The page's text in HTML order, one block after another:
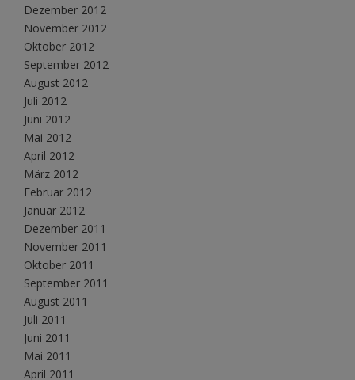
Dezember 2012
November 2012
Oktober 2012
September 2012
August 2012
Juli 2012
Juni 2012
Mai 2012
April 2012
März 2012
Februar 2012
Januar 2012
Dezember 2011
November 2011
Oktober 2011
September 2011
August 2011
Juli 2011
Juni 2011
Mai 2011
April 2011